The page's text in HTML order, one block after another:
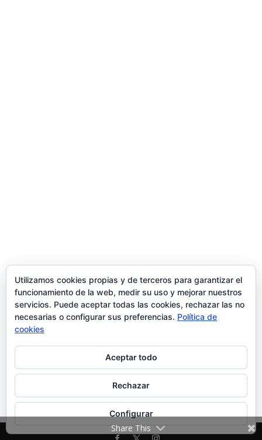
Share This
Utilizamos cookies propias y de terceros para garantizar el
funcionamiento de la web, medir su uso y mejorar nuestros
servicios. Puede aceptar todas las cookies, rechazar las no
necesarias o configurar sus preferencias. Política de
cookies
Aceptar todo
Rechazar
Configurar